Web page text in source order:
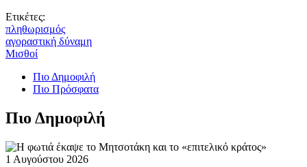
Ετικέτες:
πληθωρισμός
αγοραστική δύναμη
Μισθοί
Πιο Δημοφιλή
Πιο Πρόσφατα
Πιο Δημοφιλή
1 Αυγούστου 2026